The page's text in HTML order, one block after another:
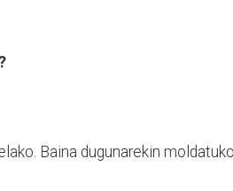
Baina dugunarekin